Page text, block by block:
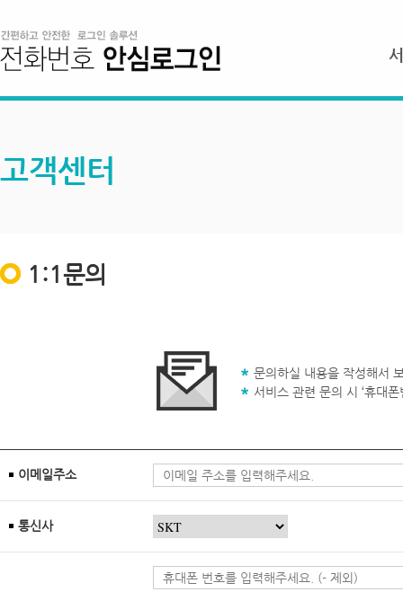
고객센터
1:1문의
문의하실 내용을 작성해서
서비스 관련 문의 시 ‘휴대
이메일주소
통신사